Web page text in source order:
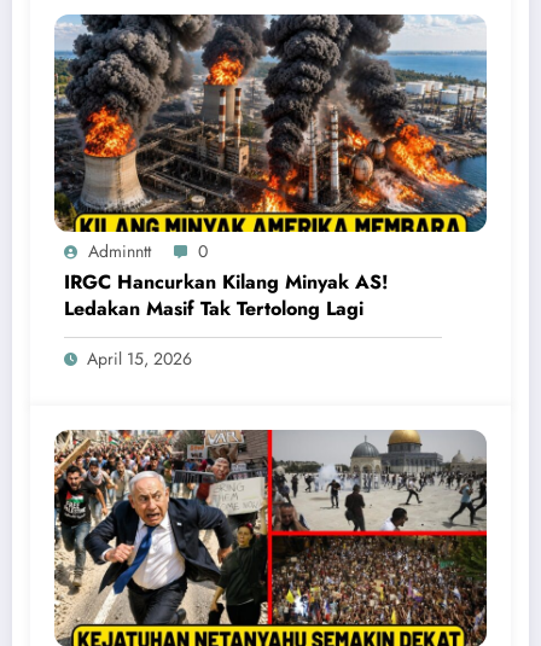
Adminntt 0
IRGC Hancurkan Kilang Minyak AS!
Ledakan Masif Tak Tertolong Lagi
April 15, 2026